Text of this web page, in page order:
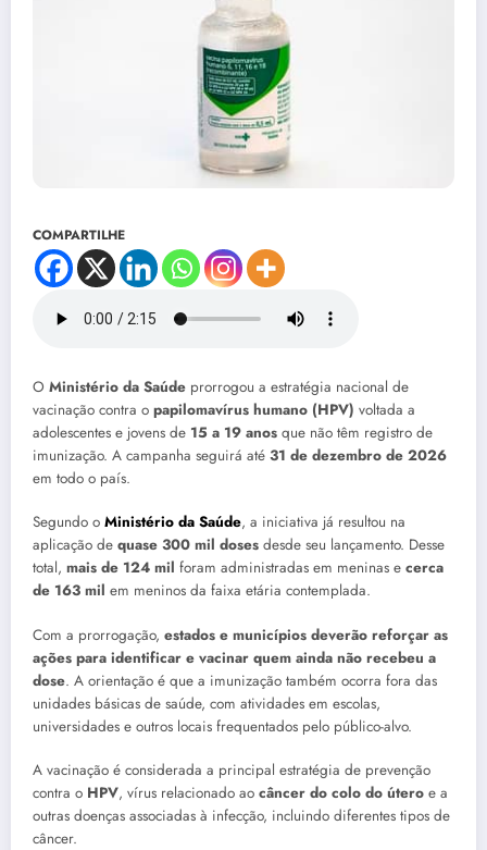
COMPARTILHE
O Ministério da Saúde prorrogou a estratégia nacional de
vacinação contra o papilomavírus humano (HPV) voltada a
adolescentes e jovens de 15 a 19 anos que não têm registro de
imunização. A campanha seguirá até 31 de dezembro de 2026
em todo o país.
Segundo o Ministério da Saúde, a iniciativa já resultou na
aplicação de quase 300 mil doses desde seu lançamento. Desse
total, mais de 124 mil foram administradas em meninas e cerca
de 163 mil em meninos da faixa etária contemplada.
Com a prorrogação, estados e municípios deverão reforçar as
ações para identificar e vacinar quem ainda não recebeu a
dose. A orientação é que a imunização também ocorra fora das
unidades básicas de saúde, com atividades em escolas,
universidades e outros locais frequentados pelo público-alvo.
A vacinação é considerada a principal estratégia de prevenção
contra o HPV, vírus relacionado ao câncer do colo do útero e a
outras doenças associadas à infecção, incluindo diferentes tipos de
câncer.